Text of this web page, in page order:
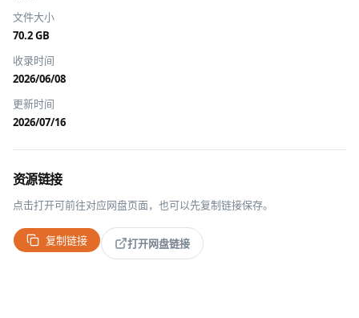
文件大小
70.2 GB
收录时间
2026/06/08
更新时间
2026/07/16
资源链接
点击打开可前往对应网盘页面，也可以先复制链接保存。
复制链接 打开网盘链接